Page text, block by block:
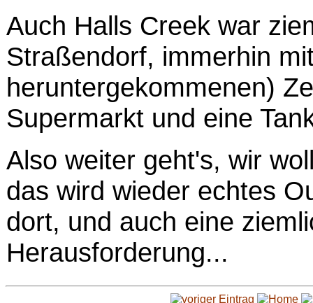
Auch Halls Creek war
Straßendorf, immerhin
heruntergekommenen)
Supermarkt und eine
Also weiter geht's, wir
das wird wieder echtes
dort, und auch eine
Herausforderung...